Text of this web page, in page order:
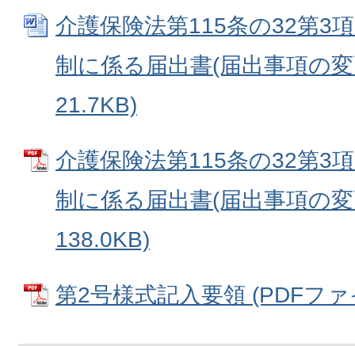
介護保険法第115条の32第3
制に係る届出書(届出事項の
21.7KB)
介護保険法第115条の32第3
制に係る届出書(届出事項の
138.0KB)
第2号様式記入要領 (PDFフ